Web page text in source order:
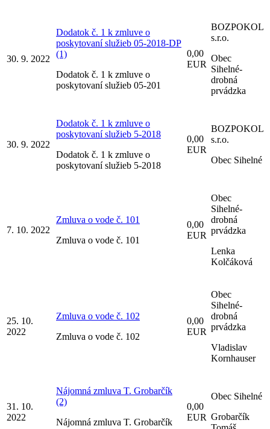
30. 9. 2022
Dodatok č. 1 k zmluve o
poskytovaní služieb 05-2018-DP
(1)
Dodatok č. 1 k zmluve o
poskytovaní služieb 05-201
0,00
EUR
BOZPOKOL
s.r.o.
Obec
Sihelné-
drobná
prvádzka
30. 9. 2022
Dodatok č. 1 k zmluve o
poskytovaní služieb 5-2018
Dodatok č. 1 k zmluve o
poskytovaní služieb 5-2018
0,00
EUR
BOZPOKOL
s.r.o.
Obec Sihelné
7. 10. 2022
Zmluva o vode č. 101
Zmluva o vode č. 101
0,00
EUR
Obec
Sihelné-
drobná
prvádzka
Lenka
Kolčáková
25. 10.
2022
Zmluva o vode č. 102
Zmluva o vode č. 102
0,00
EUR
Obec
Sihelné-
drobná
prvádzka
Vladislav
Kornhauser
31. 10.
2022
Nájomná zmluva T. Grobarčík
(2)
Nájomná zmluva T. Grobarčík
0,00
EUR
Obec Sihelné
Grobarčík